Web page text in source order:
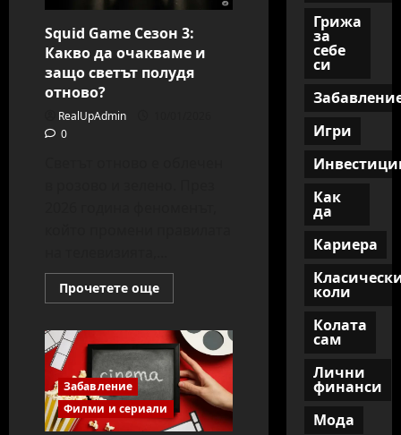
Squid Game Сезон 3:
Какво да очакваме и
защо светът полудя
отново?
RealUpAdmin
0
Прочетете ощеRead
more
Game
Сезон
3:
Какво
да
очакваме
и
защо
Забавление
Филми и сериали
Грижа
за
себе
си
Игри
Как
да
Кариера
коли
Колата
сам
Лични
финанси
Мода